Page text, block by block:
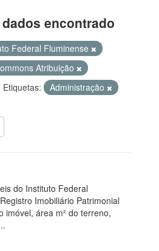
encontrado
Federal Fluminense
Atribuição
Etiquetas:
Administração
do Instituto Federal
Imobiliário Patrimonial
imóvel, área m² do terreno,